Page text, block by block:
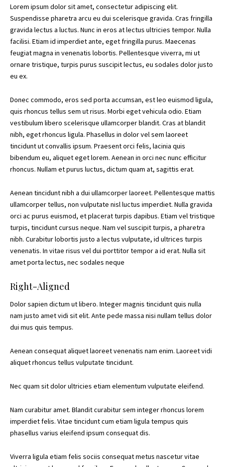
Lorem ipsum dolor sit amet, consectetur adipiscing elit.
Suspendisse pharetra arcu eu dui scelerisque gravida. Cras fringilla
gravida lectus a luctus. Nunc in eros at lectus ultricies tempor. Nulla
facilisi. Etiam id imperdiet ante, eget fringilla purus. Maecenas
feugiat magna in venenatis lobortis. Pellentesque viverra, mi ut
ornare tristique, turpis purus suscipit lectus, eu sodales dolor justo
eu ex.
Donec commodo, eros sed porta accumsan, est leo euismod ligula,
quis rhoncus tellus sem ut risus. Morbi eget vehicula odio. Etiam
vestibulum libero scelerisque ullamcorper blandit. Cras at blandit
nibh, eget rhoncus ligula. Phasellus in dolor vel sem laoreet
tincidunt ut convallis ipsum. Praesent orci felis, lacinia quis
bibendum eu, aliquet eget lorem. Aenean in orci nec nunc efficitur
rhoncus. Nullam et purus luctus, dictum quam at, sagittis erat.
Aenean tincidunt nibh a dui ullamcorper laoreet. Pellentesque mattis
ullamcorper tellus, non vulputate nisl luctus imperdiet. Nulla gravida
orci ac purus euismod, et placerat turpis dapibus. Etiam vel tristique
turpis, tincidunt cursus neque. Nam vel suscipit turpis, a pharetra
nibh. Curabitur lobortis justo a lectus vulputate, id ultrices turpis
venenatis. In vitae risus vel dui porttitor tempor a id erat. Nulla sit
amet porta lectus, nec sodales neque
Right-Aligned
Dolor sapien dictum ut libero. Integer magnis tincidunt quis nulla
nam justo amet vidi sit elit. Ante pede massa nisi nullam tellus dolor
dui mus quis tempus.
Aenean consequat aliquet laoreet venenatis nam enim. Laoreet vidi
aliquet rhoncus tellus vulputate tincidunt.
Nec quam sit dolor ultricies etiam elementum vulputate eleifend.
Nam curabitur amet. Blandit curabitur sem integer rhoncus lorem
imperdiet felis. Vitae tincidunt cum etiam ligula tempus quis
phasellus varius eleifend ipsum consequat dis.
Viverra ligula etiam felis sociis consequat metus nascetur vitae